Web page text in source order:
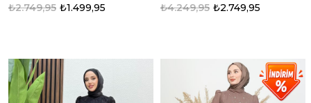
₺1.499,95
₺2.749,95 ₺2.749,95
₺4.249,95